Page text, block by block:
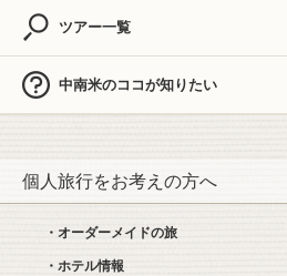
ツアー一覧
中南米のココが知りたい
個人旅行をお考えの方へ
・オーダーメイドの旅
・ホテル情報